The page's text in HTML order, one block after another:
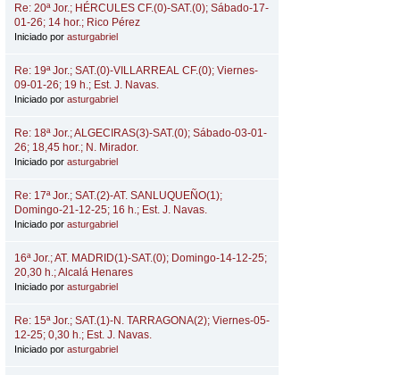
Re: 20ª Jor.; HÉRCULES CF.(0)-SAT.(0); Sábado-17-
01-26; 14 hor.; Rico Pérez
Iniciado por asturgabriel
Re: 19ª Jor.; SAT.(0)-VILLARREAL CF.(0); Viernes-
09-01-26; 19 h.; Est. J. Navas.
Iniciado por asturgabriel
Re: 18ª Jor.; ALGECIRAS(3)-SAT.(0); Sábado-03-01-
26; 18,45 hor.; N. Mirador.
Iniciado por asturgabriel
Re: 17ª Jor.; SAT.(2)-AT. SANLUQUEÑO(1);
Domingo-21-12-25; 16 h.; Est. J. Navas.
Iniciado por asturgabriel
16ª Jor.; AT. MADRID(1)-SAT.(0); Domingo-14-12-25;
20,30 h.; Alcalá Henares
Iniciado por asturgabriel
Re: 15ª Jor.; SAT.(1)-N. TARRAGONA(2); Viernes-05-
12-25; 0,30 h.; Est. J. Navas.
Iniciado por asturgabriel